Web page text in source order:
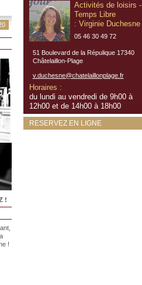
!
!
Activités de loisirs -
Temps Libre
: Virginie Duchesne
05 46 30 49 72
51 Boulevard de la Répulique 17340
Châtelaillon-Plage
v.duchesne@chatelaillonplage.fr
Horaires :
du lundi au vendredi de 9h00 à
12h00 et de 14h00 à 18h00
RESERVEZ EN LIGNE